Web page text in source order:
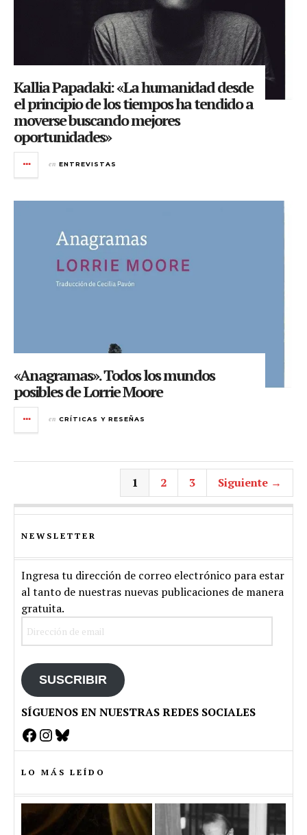
Kallia Papadaki: «La humanidad desde
el principio de los tiempos ha tendido a
moverse buscando mejores
oportunidades»
en ENTREVISTAS
«Anagramas». Todos los mundos
posibles de Lorrie Moore
en CRÍTICAS Y RESEÑAS
1 2 3 Siguiente →
NEWSLETTER
Ingresa tu dirección de correo electrónico para estar
al tanto de nuestras nuevas publicaciones de manera
gratuita.
SUSCRIBIR
SÍGUENOS EN NUESTRAS REDES SOCIALES
Facebook
Instagram
Bluesky
LO MÁS LEÍDO